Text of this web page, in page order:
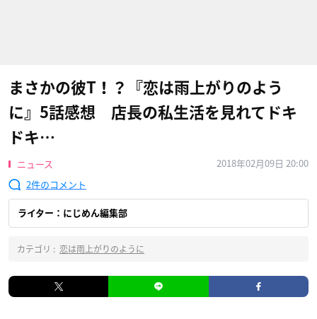
まさかの彼T！？『恋は雨上がりのよう
に』5話感想 店長の私生活を見れてドキ
ドキ…
ニュース
2018年02月09日 20:00
2
ライター：にじめん編集部
カテゴリ : 恋は雨上がりのように